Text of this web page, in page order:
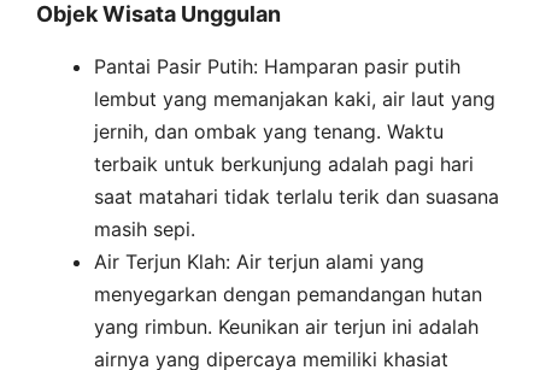
Objek Wisata Unggulan
Pantai Pasir Putih: Hamparan pasir putih
lembut yang memanjakan kaki, air laut yang
jernih, dan ombak yang tenang. Waktu
terbaik untuk berkunjung adalah pagi hari
saat matahari tidak terlalu terik dan suasana
masih sepi.
Air Terjun Klah: Air terjun alami yang
menyegarkan dengan pemandangan hutan
yang rimbun. Keunikan air terjun ini adalah
airnya yang dipercaya memiliki khasiat